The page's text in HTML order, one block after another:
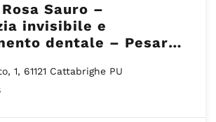
Sauro –
invisibile e
dentale – Pesaro
1, 61121 Cattabrighe PU